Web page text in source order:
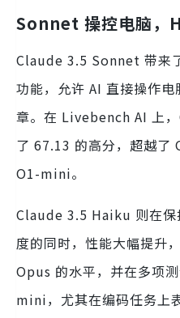
Sonnet 操控电脑，
Claude 3.5 Sonnet 带来
功能，允许 AI 直接操作
章。在 Livebench AI 上
了 67.13 的高分，超越
O1-mini。
Claude 3.5 Haiku 则在保
度的同时，性能大幅提升
Opus 的水平，并在多项
mini，尤其在编码任务上